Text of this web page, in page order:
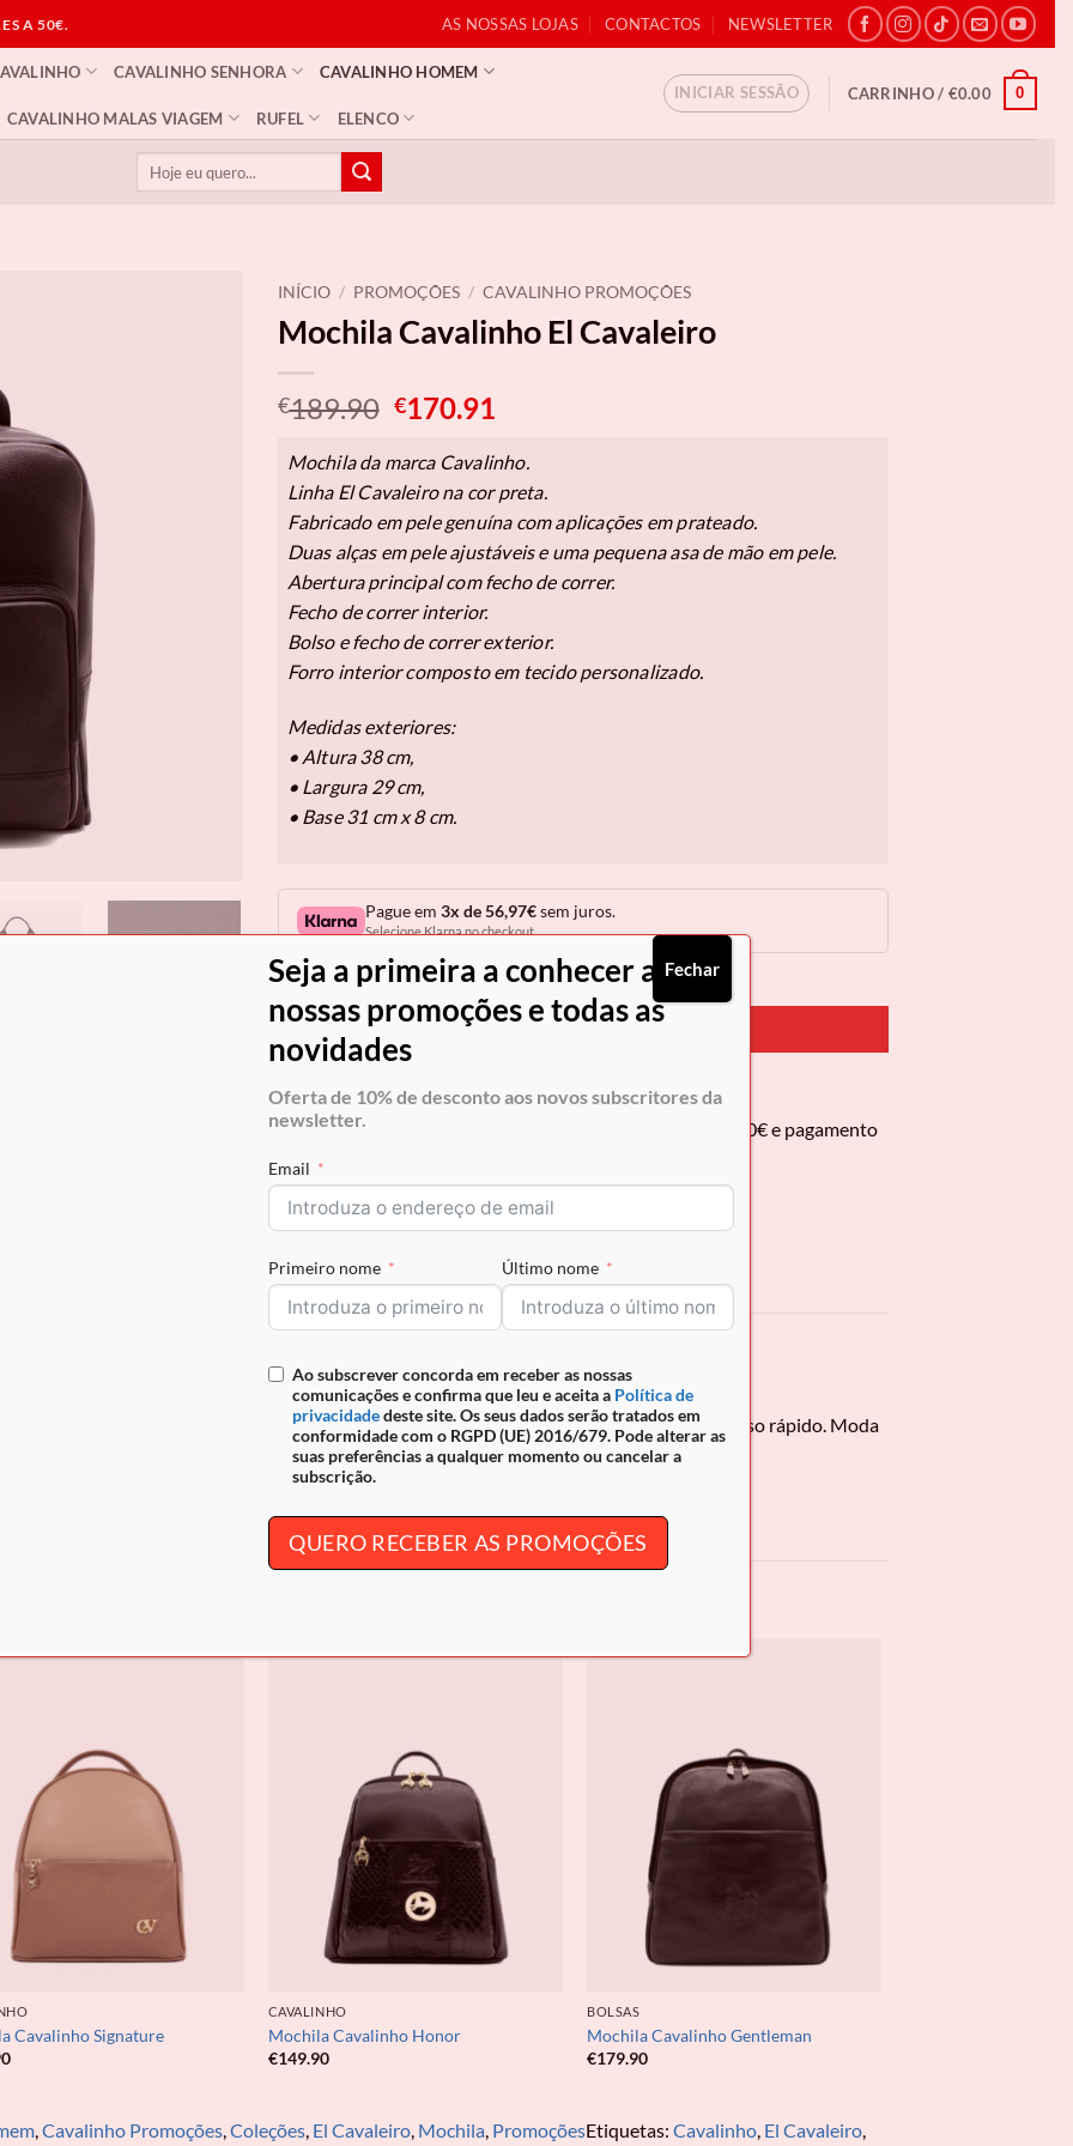
A 50€. AS NOSSAS LOJAS CONTACTOS NEWSLETTER
CAVALINHO SENHORA CAVALINHO HOMEM
CAVALINHO MALAS VIAGEM RUFEL ELENCO
INICIAR SESSÃO CARRINHO / €0.00 0
INÍCIO / PROMOÇÕES / CAVALINHO PROMOÇÕES
Mochila Cavalinho El Cavaleiro
€189.90 O
original
era:
€189.90.
€170.91
atual
é:
€170.91.
Mochila da marca Cavalinho.
Linha El Cavaleiro na cor preta.
Fabricado em pele genuína com aplicações em prateado.
Duas alças em pele ajustáveis e uma pequena asa de mão em pele.
Abertura principal com fecho de correr.
Fecho de correr interior.
Bolso e fecho de correr exterior.
Forro interior composto em tecido personalizado.
Medidas exteriores:
• Altura 38 cm,
• Largura 29 cm,
• Base 31 cm x 8 cm.
Pague em 3x de 56,97€sem juros.
Selecione Klarna no checkout.
Em stock
COMPRAR AGORA
Envio grátis para Portugal em encomendas superiores a 50€ e pagamento
seguro
REF:18330543.01.99
mochila em pele alia a herança do design português à conveniência dos bolsos de acesso rápido. Moda
exigente.
siga-nos nas nossas redes sociais,Facebook
Cavalinho Signature
CAVALINHO
Mochila Cavalinho Honor
€149.90
BOLSAS
Mochila Cavalinho Gentleman
€179.90
,Cavalinho Promoções,Coleções, El Cavaleiro, Mochila, PromoçõesEtiquetas: Cavalinho, El Cavaleiro,
Seja a primeira a conhecer as
nossas promoções e todas as
novidades
Oferta de 10% de desconto aos novos subscritores da
newsletter.
Email
Primeiro nome Último nome
Ao subscrever concorda em receber as nossas
comunicações e confirma que leu e aceita a Política de
privacidadedeste site. Os seus dados serão tratados em
conformidade com o RGPD (UE) 2016/679. Pode alterar as
suas preferências a qualquer momento ou cancelar a
subscrição.
QUERO RECEBER AS PROMOÇÕES
Fechar